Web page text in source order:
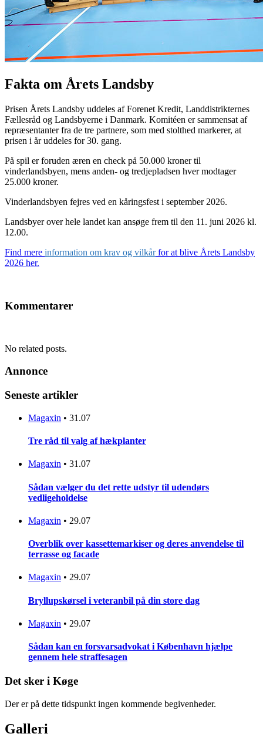
Fakta om Årets Landsby
Prisen Årets Landsby uddeles af Forenet Kredit, Landdistrikternes
Fællesråd og Landsbyerne i Danmark. Komitéen er sammensat af
repræsentanter fra de tre partnere, som med stolthed markerer, at
prisen i år uddeles for 30. gang.
På spil er foruden æren en check på 50.000 kroner til
vinderlandsbyen, mens anden- og tredjepladsen hver modtager
25.000 kroner.
Vinderlandsbyen fejres ved en kåringsfest i september 2026.
Landsbyer over hele landet kan ansøge frem til den 11. juni 2026 kl.
12.00.
Find mere information om krav og vilkårfor at blive Årets Landsby
2026 her.
Kommentarer
No related posts.
Annonce
Seneste artikler
Magaxin • 31.07
Tre råd til valg af hækplanter
Magaxin • 31.07
Sådan vælger du det rette udstyr til udendørs
vedligeholdelse
Magaxin • 29.07
Overblik over kassettemarkiser og deres anvendelse til
terrasse og facade
Magaxin • 29.07
Bryllupskørsel i veteranbil på din store dag
Magaxin • 29.07
Sådan kan en forsvarsadvokat i København hjælpe
gennem hele straffesagen
Det sker i Køge
Der er på dette tidspunkt ingen kommende begivenheder.
Galleri